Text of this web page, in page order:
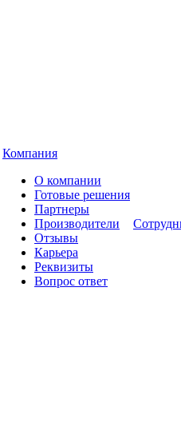
Компания
О компании
Готовые решения
Партнеры
Производители
Отзывы
Карьера
Реквизиты
Вопрос ответ